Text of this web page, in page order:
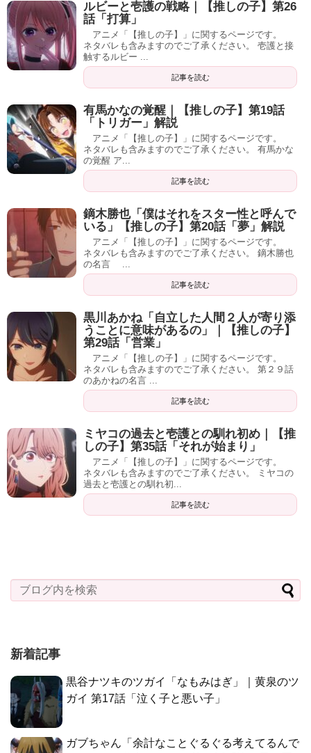
ルビーと壱護の戦略｜【推しの子】第26
話「打算」
アニメ「【推しの子】」に関するページです。
ネタバレも含みますのでご了承ください。 壱護と接
触するルビー ...
記事を読む
有馬かなの覚醒｜【推しの子】第19話
「トリガー」解説
アニメ「【推しの子】」に関するページです。
ネタバレも含みますのでご了承ください。 有馬かな
の覚醒 ア...
記事を読む
鏑木勝也「僕はそれをスター性と呼んで
いる」【推しの子】第20話「夢」解説
アニメ「【推しの子】」に関するページです。
ネタバレも含みますのでご了承ください。 鏑木勝也
の名言 ...
記事を読む
黒川あかね「自立した人間２人が寄り添
うことに意味があるの」｜【推しの子】
第29話「営業」
アニメ「【推しの子】」に関するページです。
ネタバレも含みますのでご了承ください。 第２９話
のあかねの名言 ...
記事を読む
ミヤコの過去と壱護との馴れ初め｜【推
しの子】第35話「それが始まり」
アニメ「【推しの子】」に関するページです。
ネタバレも含みますのでご了承ください。 ミヤコの
過去と壱護との馴れ初...
記事を読む
新着記事
黒谷ナツキのツガイ「なもみはぎ」｜黄泉のツ
ガイ 第17話「泣く子と悪い子」
ガブちゃん「余計なことぐるぐる考えてるんで